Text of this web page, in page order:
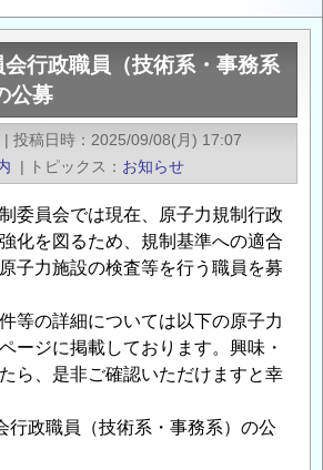
行政職員（技術系・事務系
公募
| 投稿日時
2025/09/08(月) 17:07
| トピックス お知らせ
委員会では現在、原子力規制行政
化を図るため、規制基準への適合
子力施設の検査等を行う職員を募
等の詳細については以下の原子力
ージに掲載しております。興味・
ら、是非ご確認いただけますと幸
行政職員（技術系・事務系）の公